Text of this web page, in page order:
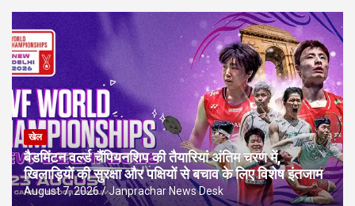
खेल
बैडमिंटन वर्ल्ड चैंपियनशिप की तैयारियां अंतिम चरण में,
खिलाड़ियों की सुरक्षा और पक्षियों से बचाव के लिए विशेष इंतजाम
August 7, 2026 Janprachar News Desk